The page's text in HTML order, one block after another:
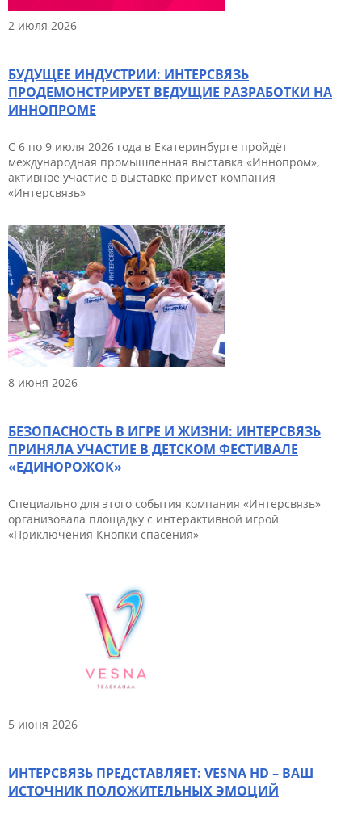
2 июля 2026
БУДУЩЕЕ ИНДУСТРИИ: ИНТЕРСВЯЗЬ
ПРОДЕМОНСТРИРУЕТ ВЕДУЩИЕ РАЗРАБОТКИ НА
ИННОПРОМЕ
С 6 по 9 июля 2026 года в Екатеринбурге пройдёт
международная промышленная выставка «Иннопром»,
активное участие в выставке примет компания
«Интерсвязь»
8 июня 2026
БЕЗОПАСНОСТЬ В ИГРЕ И ЖИЗНИ: ИНТЕРСВЯЗЬ
ПРИНЯЛА УЧАСТИЕ В ДЕТСКОМ ФЕСТИВАЛЕ
«ЕДИНОРОЖОК»
Специально для этого события компания «Интерсвязь»
организовала площадку с интерактивной игрой
«Приключения Кнопки спасения»
5 июня 2026
ИНТЕРСВЯЗЬ ПРЕДСТАВЛЯЕТ: VESNA HD – ВАШ
ИСТОЧНИК ПОЛОЖИТЕЛЬНЫХ ЭМОЦИЙ